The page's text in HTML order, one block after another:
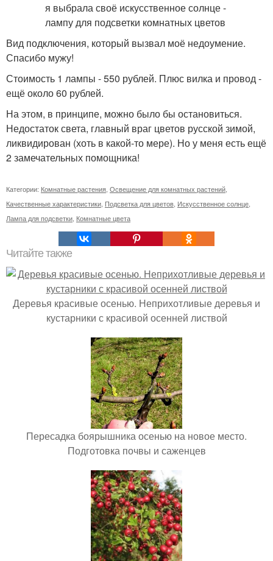
Вид подключения, который вызвал моё недоумение.
Спасибо мужу!
Стоимость 1 лампы - 550 рублей. Плюс вилка и провод -
ещё около 60 рублей.
На этом, в принципе, можно было бы остановиться.
Недостаток света, главный враг цветов русской зимой,
ликвидирован (хоть в какой-то мере). Но у меня есть ещё
2 замечательных помощника!
Категории: Комнатные растения Освещение для комнатных растений
Качественные характеристики Подсветка для цветов Искусственное солнце
Лампа для подсветки Комнатные цвета
Читайте также
Деревья красивые осенью. Неприхотливые деревья и
кустарники с красивой осенней листвой
Пересадка боярышника осенью на новое место.
Подготовка почвы и саженцев